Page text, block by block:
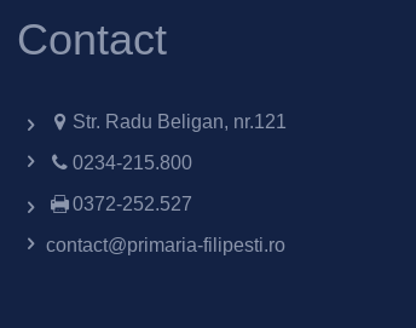
Contact
Str. Radu Beligan, nr.121
0234-215.800
0372-252.527
contact@primaria-filipesti.ro